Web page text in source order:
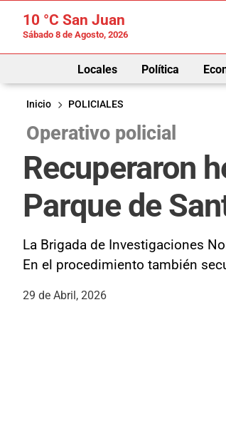
10 °C San Juan
Sábado 8 de Agosto, 2026
Locales Política
Inicio
POLICIALES
Operativo policial
Recuperaron
Parque de
La Brigada de Investigaciones
En el procedimiento también
29 de Abril, 2026